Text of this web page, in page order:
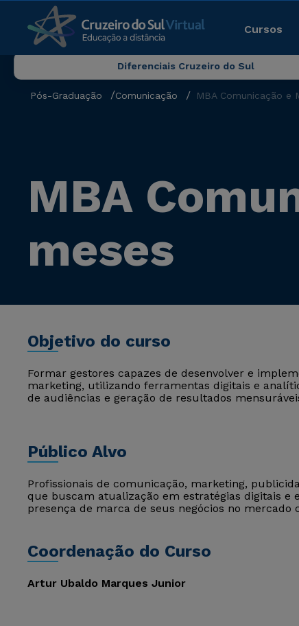
Cursos
Diferenciais Cruzeiro do Sul
Pós-Graduação Comunicação MBA Comunicação e
MBA
meses
Objetivo do curso
Formar gestores capazes de desenvolver e
marketing, utilizando ferramentas digitais e
de audiências e geração de resultados
Público Alvo
Profissionais de comunicação, marketing,
que buscam atualização em estratégias digitais e
presença de marca de seus negócios no mercado
Coordenação do Curso
Artur Ubaldo Marques Junior